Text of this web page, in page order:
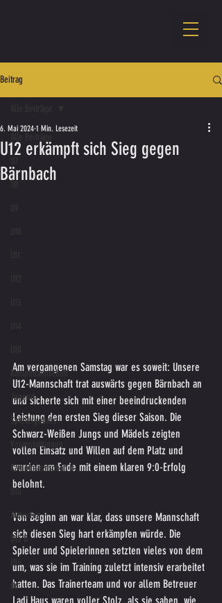
Beitrag
U8
Kampfmannschaft
Jugend
Spielergebnis
Veranstaltungen
Kampfmannschaft II
U15
Altherren
U15 B
U16
U6
U12 erkämpft sich Sieg gegen
Bärnbach
6. Mai 2024 1 Min. Lesezeit
Am vergangenen Samstag war es soweit: Unsere
U12-Mannschaft trat auswärts gegen Bärnbach an
und sicherte sich mit einer beeindruckenden
Leistung den ersten Sieg dieser Saison. Die
Schwarz-Weißen Jungs und Mädels zeigten
vollen Einsatz und Willen auf dem Platz und
wurden am Ende mit einem klaren 9:0-Erfolg
belohnt.
Von Beginn an war klar, dass unsere Mannschaft
sich diesen Sieg hart erkämpfen würde. Die
Spieler und Spielerinnen setzten vieles von dem
um, was sie im Training zuletzt intensiv erarbeitet
hatten. Das Trainerteam und vor allem Betreuer